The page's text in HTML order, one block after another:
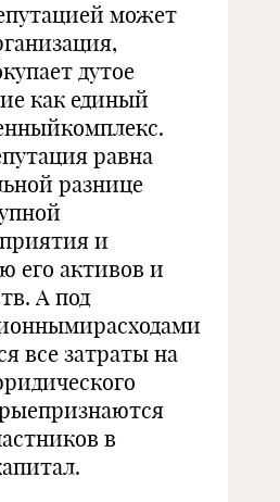
может
дутое
как единый
равна
разнице
и
его активов и
А под
все затраты на
в